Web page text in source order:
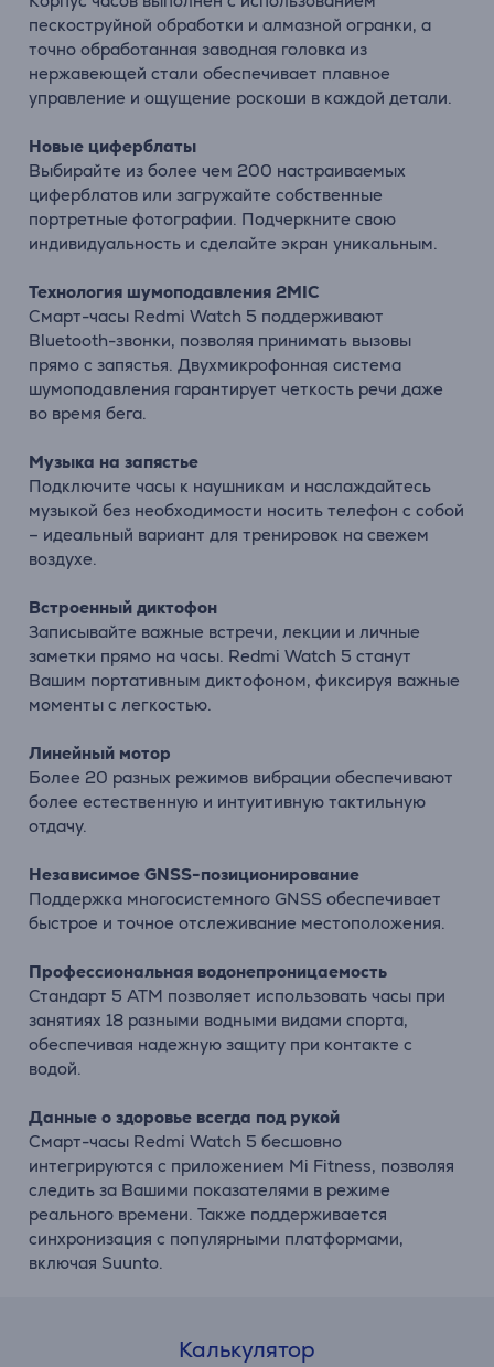
пескоструйной обработки и алмазной огранки, а
точно обработанная заводная головка из
нержавеющей стали обеспечивает плавное
управление и ощущение роскоши в каждой детали.
Новые циферблаты
Выбирайте из более чем 200 настраиваемых
циферблатов или загружайте собственные
портретные фотографии. Подчеркните свою
индивидуальность и сделайте экран уникальным.
Технология шумоподавления 2MIC
Смарт-часы Redmi Watch 5 поддерживают
Bluetooth-звонки, позволяя принимать вызовы
прямо с запястья. Двухмикрофонная система
шумоподавления гарантирует четкость речи даже
во время бега.
Музыка на запястье
Подключите часы к наушникам и наслаждайтесь
музыкой без необходимости носить телефон с собой
– идеальный вариант для тренировок на свежем
воздухе.
Встроенный диктофон
Записывайте важные встречи, лекции и личные
заметки прямо на часы. Redmi Watch 5 станут
Вашим портативным диктофоном, фиксируя важные
моменты с легкостью.
Линейный мотор
Более 20 разных режимов вибрации обеспечивают
более естественную и интуитивную тактильную
отдачу.
Независимое GNSS-позиционирование
Поддержка многосистемного GNSS обеспечивает
быстрое и точное отслеживание местоположения.
Профессиональная водонепроницаемость
Стандарт 5 ATM позволяет использовать часы при
занятиях 18 разными водными видами спорта,
обеспечивая надежную защиту при контакте с
водой.
Данные о здоровье всегда под рукой
Смарт-часы Redmi Watch 5 бесшовно
интегрируются с приложением Mi Fitness, позволяя
следить за Вашими показателями в режиме
реального времени. Также поддерживается
синхронизация с популярными платформами,
включая Suunto.
Калькулятор